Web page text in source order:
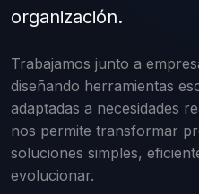
organización.
Trabajamos junto a
diseñando herramientas
adaptadas a necesidades
nos permite transformar
soluciones simples,
evolucionar.